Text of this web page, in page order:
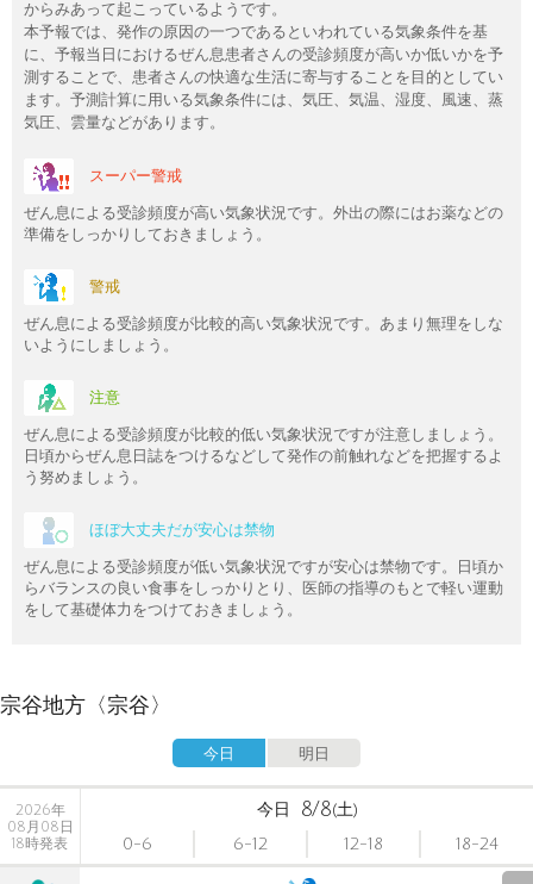
からみあって起こっているようです。
本予報では、発作の原因の一つであるといわれている気象条件を基
に、予報当日におけるぜん息患者さんの受診頻度が高いか低いかを予
測することで、患者さんの快適な生活に寄与することを目的としてい
ます。予測計算に用いる気象条件には、気圧、気温、湿度、風速、蒸
気圧、雲量などがあります。
スーパー警戒
ぜん息による受診頻度が高い気象状況です。外出の際にはお薬などの
準備をしっかりしておきましょう。
警戒
ぜん息による受診頻度が比較的高い気象状況です。あまり無理をしな
いようにしましょう。
注意
ぜん息による受診頻度が比較的低い気象状況ですが注意しましょう。
日頃からぜん息日誌をつけるなどして発作の前触れなどを把握するよ
う努めましょう。
ほぼ大丈夫だが安心は禁物
ぜん息による受診頻度が低い気象状況ですが安心は禁物です。日頃か
らバランスの良い食事をしっかりとり、医師の指導のもとで軽い運動
をして基礎体力をつけておきましょう。
宗谷地方〈宗谷〉
今日 明日
2026年
08月08日
18時発表
今日 8/8(土)
0-6
6-12 12-18 18-24